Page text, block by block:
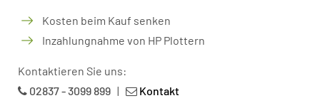
Kosten beim Kauf senken
Inzahlungnahme von HP Plottern
Kontaktieren Sie uns:
02837 - 3099 899 | Kontakt